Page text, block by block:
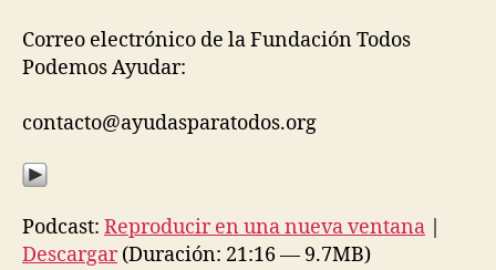
Correo electrónico de la Fundación Todos
Podemos Ayudar:
contacto@ayudasparatodos.org
Podcast: Reproducir en una nueva ventana |
Descargar(Duración: 21:16 — 9.7MB)